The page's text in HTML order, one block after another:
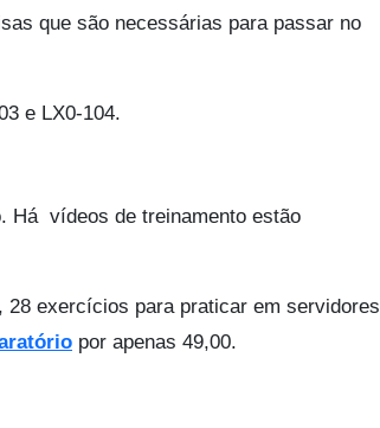
que são necessárias para passar no
e LX0-104.
Há vídeos de treinamento estão
exercícios para praticar em servidores
por apenas 49,00.